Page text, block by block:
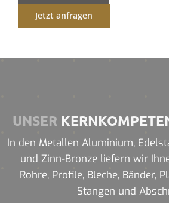
Jetzt anfragen
UNSER
In den Metallen Aluminium,
und Zinn-Bronze liefern wir
Rohre, Profile, Bleche, Bänder,
Stangen und